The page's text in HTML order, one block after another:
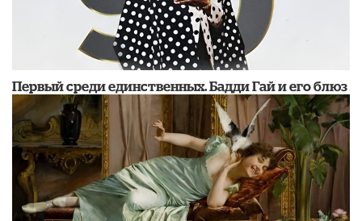
Первый среди единственных. Бадди Гай и его блюз